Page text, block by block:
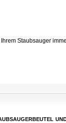
Staubsauger